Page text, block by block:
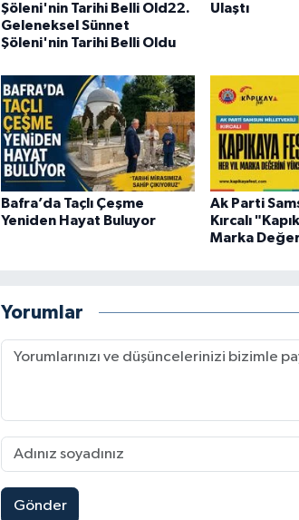
Şöleni'nin Tarihi Belli Old22.
Geleneksel Sünnet
Şöleni'nin Tarihi Belli Oldu
Ulaştı
Bafra’da Taçlı Çeşme
Yeniden Hayat Buluyor
Ak Parti
Kırcalı
Marka
Yorumlar
Gönder